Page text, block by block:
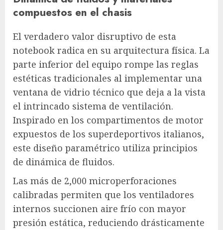
compuestos en el chasis
El verdadero valor disruptivo de esta
notebook radica en su arquitectura física. La
parte inferior del equipo rompe las reglas
estéticas tradicionales al implementar una
ventana de vidrio técnico que deja a la vista
el intrincado sistema de ventilación.
Inspirado en los compartimentos de motor
expuestos de los superdeportivos italianos,
este diseño paramétrico utiliza principios
de dinámica de fluidos.
Las más de 2,000 microperforaciones
calibradas permiten que los ventiladores
internos succionen aire frío con mayor
presión estática, reduciendo drásticamente